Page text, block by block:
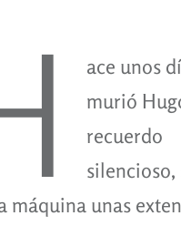
ace unos
murió
recuerdo
silencioso,
máquina unas